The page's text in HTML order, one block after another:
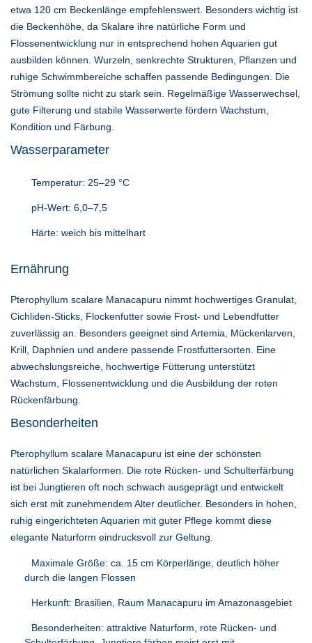
etwa 120 cm Beckenlänge empfehlenswert. Besonders wichtig ist
die Beckenhöhe, da Skalare ihre natürliche Form und
Flossenentwicklung nur in entsprechend hohen Aquarien gut
ausbilden können. Wurzeln, senkrechte Strukturen, Pflanzen und
ruhige Schwimmbereiche schaffen passende Bedingungen. Die
Strömung sollte nicht zu stark sein. Regelmäßige Wasserwechsel,
gute Filterung und stabile Wasserwerte fördern Wachstum,
Kondition und Färbung.
Wasserparameter
Temperatur: 25–29 °C
pH-Wert: 6,0–7,5
Härte: weich bis mittelhart
Ernährung
Pterophyllum scalare Manacapuru nimmt hochwertiges Granulat,
Cichliden-Sticks, Flockenfutter sowie Frost- und Lebendfutter
zuverlässig an. Besonders geeignet sind Artemia, Mückenlarven,
Krill, Daphnien und andere passende Frostfuttersorten. Eine
abwechslungsreiche, hochwertige Fütterung unterstützt
Wachstum, Flossenentwicklung und die Ausbildung der roten
Rückenfärbung.
Besonderheiten
Pterophyllum scalare Manacapuru ist eine der schönsten
natürlichen Skalarformen. Die rote Rücken- und Schulterfärbung
ist bei Jungtieren oft noch schwach ausgeprägt und entwickelt
sich erst mit zunehmendem Alter deutlicher. Besonders in hohen,
ruhig eingerichteten Aquarien mit guter Pflege kommt diese
elegante Naturform eindrucksvoll zur Geltung.
Maximale Größe: ca. 15 cm Körperlänge, deutlich höher
durch die langen Flossen
Herkunft: Brasilien, Raum Manacapuru im Amazonasgebiet
Besonderheiten: attraktive Naturform, rote Rücken- und